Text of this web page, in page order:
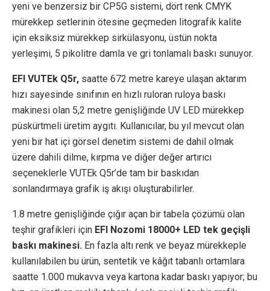
yeni ve benzersiz bir CP5G sistemi, dört renk CMYK
mürekkep setlerinin ötesine geçmeden litografik kalite
için eksiksiz mürekkep sirkülasyonu, üstün nokta
yerleşimi, 5 pikolitre damla ve gri tonlamalı baskı sunuyor.
EFI VUTEk Q5r, saatte 672 metre kareye ulaşan aktarım
hızı sayesinde sınıfının en hızlı ruloran ruloya baskı
makinesi olan 5,2 metre genişliğinde UV LED mürekkep
püskürtmeli üretim aygıtı. Kullanıcılar, bu yıl mevcut olan
yeni bir hat içi görsel denetim sistemi de dahil olmak
üzere dahili dilme, kırpma ve diğer değer artırıcı
seçeneklerle VUTEk Q5r’de tam bir baskıdan
sonlandırmaya grafik iş akışı oluşturabilirler.
1.8 metre genişliğinde çığır açan bir tabela çözümü olan
teşhir grafikleri için EFI Nozomi 18000+ LED tek geçişli
baskı makinesi. En fazla altı renk ve beyaz mürekkeple
kullanılabilen bu ürün, sentetik ve kâğıt tabanlı ortamlara
saatte 1.000 mukavva veya kartona kadar baskı yapıyor; bu